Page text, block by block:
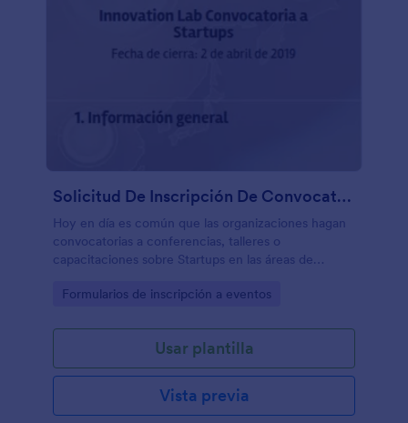
Solicitud De Inscripción De Convocatoria De Startups
Hoy en día es común que las organizaciones hagan
convocatorias a conferencias, talleres o
capacitaciones sobre Startups en las áreas de
Logística, Blockchain, Cryptomonedas, Inteligencia
con un tema genial de startup puede servirle de
base para su evento.
Go to Category:
Formularios de inscripción a eventos
Usar plantilla
Vista previa